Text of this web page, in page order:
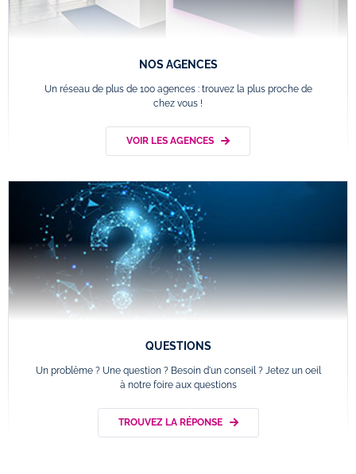
NOS AGENCES
Un réseau de plus de 100 agences : trouvez la plus proche de
chez vous !
VOIR LES AGENCES
QUESTIONS
Un problème ? Une question ? Besoin d'un conseil ? Jetez un oeil
à notre foire aux questions
TROUVEZ LA RÉPONSE